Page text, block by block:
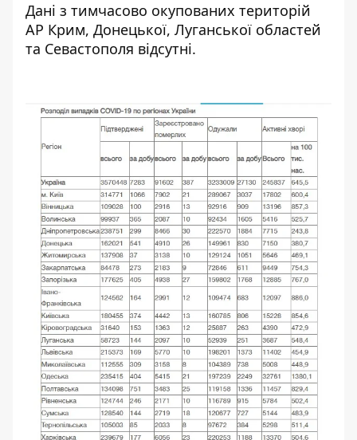
Дані з тимчасово окупованих територій
АР Крим, Донецької, Луганської областей
та Севастополя відсутні.